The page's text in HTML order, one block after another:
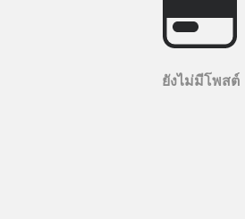
ยังไม่มีโพสต์